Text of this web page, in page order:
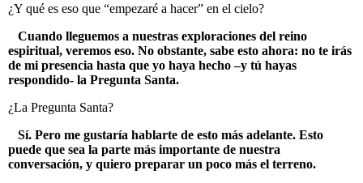
¿Y qué es eso que “empezaré a hacer” en el cielo?
Cuando lleguemos a nuestras exploraciones del reino
espiritual, veremos eso. No obstante, sabe esto ahora: no te irás
de mi presencia hasta que yo haya hecho –y tú hayas
respondido- la Pregunta Santa.
¿La Pregunta Santa?
Sí. Pero me gustaría hablarte de esto más adelante. Esto
puede que sea la parte más importante de nuestra
conversación, y quiero preparar un poco más el terreno.